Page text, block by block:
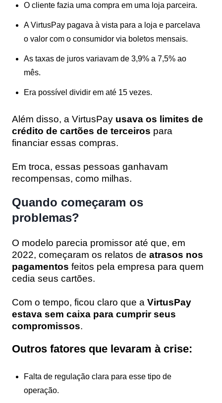
O cliente fazia uma compra em uma loja parceira.
A VirtusPay pagava à vista para a loja e parcelava
o valor com o consumidor via boletos mensais.
As taxas de juros variavam de 3,9% a 7,5% ao
mês.
Era possível dividir em até 15 vezes.
Além disso, a VirtusPay usava os limites de
crédito de cartões de terceiros para
financiar essas compras.
Em troca, essas pessoas ganhavam
recompensas, como milhas.
Quando começaram os
problemas?
O modelo parecia promissor até que, em
2022, começaram os relatos de atrasos nos
pagamentos feitos pela empresa para quem
cedia seus cartões.
Com o tempo, ficou claro que a VirtusPay
estava sem caixa para cumprir seus
compromissos.
Outros fatores que levaram à crise:
Falta de regulação clara para esse tipo de
operação.